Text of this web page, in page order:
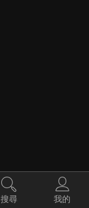
搜尋 我的